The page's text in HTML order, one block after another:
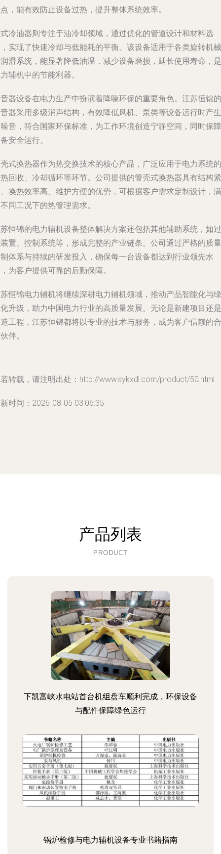
，能有效防止设备过热，提升整体系统效率。
冷油器则专注于油冷却领域，通过优化的管道设计和材料选
实现了快速冷却与低能耗的平衡。该设备适用于各类旋转机械
滑系统，能显著降低油温，减少设备磨损，延长使用寿命，是
辅机中的节能利器。
器设备在电力生产中扮演着降噪环保的重要角色。江苏恒锦的
器采用多级消声结构，有效降低风机、泵类等设备运行时产生
音，符合国家环保标准，为工作环境创造宁静空间，同时保障
安全运行。
式换热器作为热交换技术的核心产品，广泛应用于电力系统的
回收、冷却循环等环节。公司提供的管壳式换热器具有结构紧
换热效率高、维护方便的优势，可根据客户需求定制设计，满
同工况下的热管理需求。
恒锦的电力辅机设备整体解决方案还包括其他辅助系统，如过
置、控制系统等，形成完整的产业链条。公司通过严格的质量
体系与持续的研发投入，确保每一台设备都达到行业领先水
为客户提供可靠的后勤保障。
恒锦电力辅机将继续深耕电力辅机领域，推动产品智能化与绿
升级，助力中国电力行业的高质量发展。无论是新建项目还是
工程，江苏恒锦都将以专业的技术与服务，成为客户信赖的合
伴。
转载，请注明出处：http://www.sykxdl.com/product/50.html
时间：2026-08-05 03:06:35
产品列表
PRODUCT
下凯富峡水电站首台机组盘车顺利完成，环保设备
与配件保障绿色运行
锅炉检修与电力辅机设备专业书籍指南